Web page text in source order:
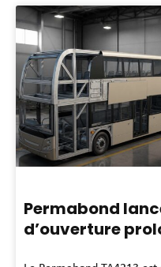
Permabond
d’ouverture